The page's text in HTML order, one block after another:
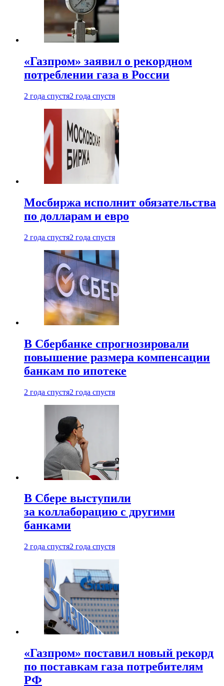
«Газпром» заявил о рекордном
потреблении газа в России
2 года спустя2 года спустя
Мосбиржа исполнит обязательства
по долларам и евро
2 года спустя2 года спустя
В Сбербанке спрогнозировали
повышение размера компенсации
банкам по ипотеке
2 года спустя2 года спустя
В Сбере выступили
за коллаборацию с другими
банками
2 года спустя2 года спустя
«Газпром» поставил новый рекорд
по поставкам газа потребителям
РФ